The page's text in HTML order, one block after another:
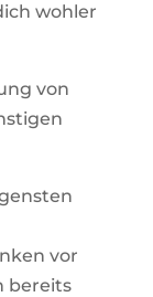
wohler
von
vor
bereits